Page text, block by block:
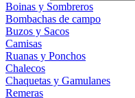
Boinas y Sombreros
Bombachas de campo
Buzos y Sacos
Camisas
Ruanas y Ponchos
Chalecos
Chaquetas y Gamulanes
Remeras